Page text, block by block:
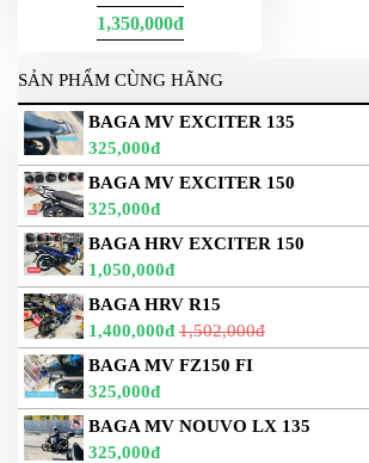
1,350,000đ
SẢN PHẨM CÙNG HÃNG
BAGA MV EXCITER 135
325,000đ
BAGA MV EXCITER 150
325,000đ
BAGA HRV EXCITER 150
1,050,000đ
BAGA HRV R15
1,400,000đ 1,502,000đ
BAGA MV FZ150 FI
325,000đ
BAGA MV NOUVO LX 135
325,000đ